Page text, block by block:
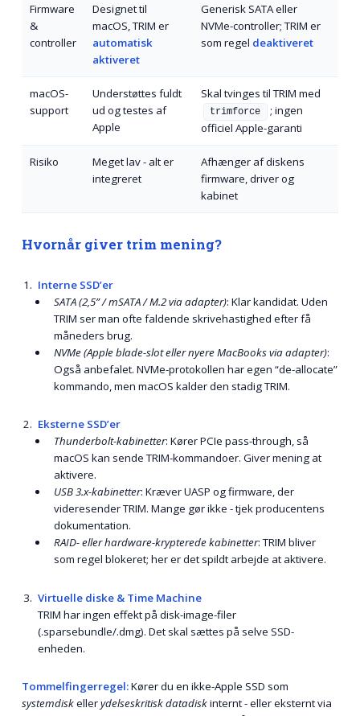
Firmware
&
controller
Designet til
macOS, TRIM er
automatisk
aktiveret
Generisk SATA eller
NVMe-controller; TRIM er
som regel deaktiveret
macOS-
support
Understøttes fuldt
ud og testes af
Apple
Skal tvinges til TRIM med
trimforce
; ingen
officiel Apple-garanti
Risiko
Meget lav - alt er
integreret
Afhænger af diskens
firmware, driver og
kabinet
Hvornår giver trim mening?
Interne SSD’er
SATA (2,5” / mSATA / M.2 via adapter): Klar kandidat. Uden
TRIM ser man ofte faldende skrivehastighed efter få
måneders brug.
NVMe (Apple blade-slot eller nyere MacBooks via adapter):
Også anbefalet. NVMe-protokollen har egen “de-allocate”
kommando, men macOS kalder den stadig TRIM.
Eksterne SSD’er
Thunderbolt-kabinetter: Kører PCIe pass-through, så
macOS kan sende TRIM-kommandoer. Giver mening at
aktivere.
USB 3.x-kabinetter: Kræver UASP og firmware, der
videresender TRIM. Mange gør ikke - tjek producentens
dokumentation.
RAID- eller hardware-krypterede kabinetter: TRIM bliver
som regel blokeret; her er det spildt arbejde at aktivere.
Virtuelle diske & Time Machine
TRIM har ingen effekt på disk-image-filer
(.sparsebundle/.dmg). Det skal sættes på selve SSD-
enheden.
Tom­melfingerregel:Kører du en ikke-Apple SSD som
systemdiskellerydelses­kritisk datadiskinternt - eller eksternt via